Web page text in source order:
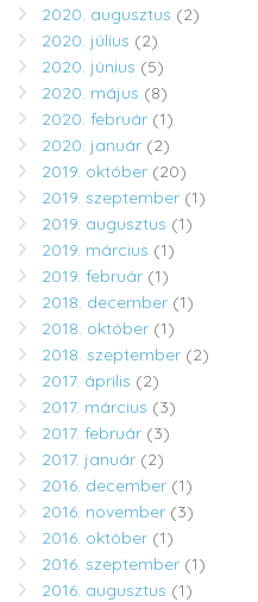
2020. augusztus (2)
2020. július (2)
2020. június (5)
2020. május (8)
2020. február (1)
2020. január (2)
2019. október (20)
2019. szeptember (1)
2019. augusztus (1)
2019. március (1)
2019. február (1)
2018. december (1)
2018. október (1)
2018. szeptember (2)
2017. április (2)
2017. március (3)
2017. február (3)
2017. január (2)
2016. december (1)
2016. november (3)
2016. október (1)
2016. szeptember (1)
2016. augusztus (1)